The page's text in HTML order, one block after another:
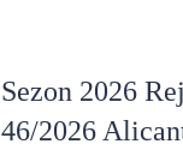
Sezon 2026
46/2026